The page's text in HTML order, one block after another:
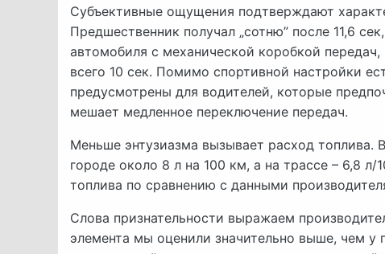
Субъективные ощущения подтверждают
Предшественник получал „сотню” после 11,6
автомобиля с механической коробкой
всего 10 сек. Помимо спортивной настройки
предусмотрены для водителей, которые
мешает медленное переключение передач.
Меньше энтузиазма вызывает расход топлива.
городе около 8 л на 100 км, а на трассе – 6,8
топлива по сравнению с данными
Слова признательности выражаем
элемента мы оценили значительно выше, чем у